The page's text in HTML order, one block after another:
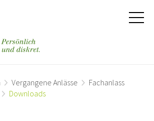
Vergangene Anlässe
Fachanlass
Downloads